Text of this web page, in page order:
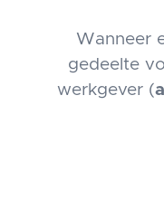
Wanneer
gedeelte
werkgever (